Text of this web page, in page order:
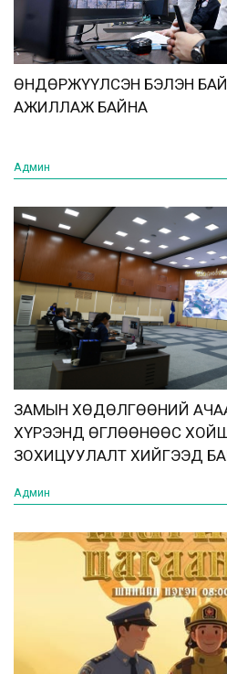
ӨНДӨРЖҮҮЛСЭН БЭЛЭН
АЖИЛЛАЖ БАЙНА
Админ
ЗАМЫН ХӨДӨЛГӨӨНИЙ
ХҮРЭЭНД ӨГЛӨӨНӨӨС
ЗОХИЦУУЛАЛТ ХИЙГЭЭД
Админ